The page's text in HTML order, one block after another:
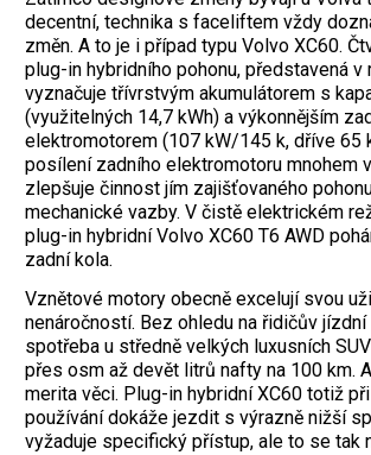
decentní, technika s face­liftem vždy
změn. A to je i případ typu Volvo XC60.
plug-in hybridního pohonu, před­stavená v
vyznačuje tří­­vrst­vým ­akumulátorem s
­(využitelných 14,7 kWh) a výkonnějším
elektromotorem (107 kW/145 k, ­dříve 65
posílení zadního elektromotoru mnohem
zlepšuje činnost jím zajišťovaného
mechanické vazby. V čistě elektrickém
plug-in hybridní Volvo XC60 T6 AWD
zadní kola.
Vznětové motory obecně excelují svou
nenáročností. Bez ohledu na řidičův
spotřeba u středně velkých luxusních
přes osm až devět litrů nafty na 100 km.
merita věci. Plug-in hybridní XC60 totiž
používání dokáže jezdit s výrazně nižší
vyžaduje specifický přístup, ale to se tak